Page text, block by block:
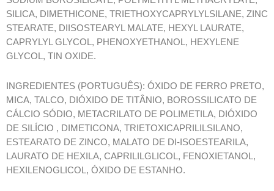
SILICA, DIMETHICONE, TRIETHOXYCAPRYLYLSILANE, ZINC
STEARATE, DIISOSTEARYL MALATE, HEXYL LAURATE,
CAPRYLYL GLYCOL, PHENOXYETHANOL, HEXYLENE
GLYCOL, TIN OXIDE.
INGREDIENTES (PORTUGUÊS): ÓXIDO DE FERRO PRETO,
MICA, TALCO, DIÓXIDO DE TITÂNIO, BOROSSILICATO DE
CÁLCIO SÓDIO, METACRILATO DE POLIMETILA, DIÓXIDO
DE SILÍCIO , DIMETICONA, TRIETOXICAPRILILSILANO,
ESTEARATO DE ZINCO, MALATO DE DI-ISOESTEARILA,
LAURATO DE HEXILA, CAPRILILGLICOL, FENOXIETANOL,
HEXILENOGLICOL, ÓXIDO DE ESTANHO.